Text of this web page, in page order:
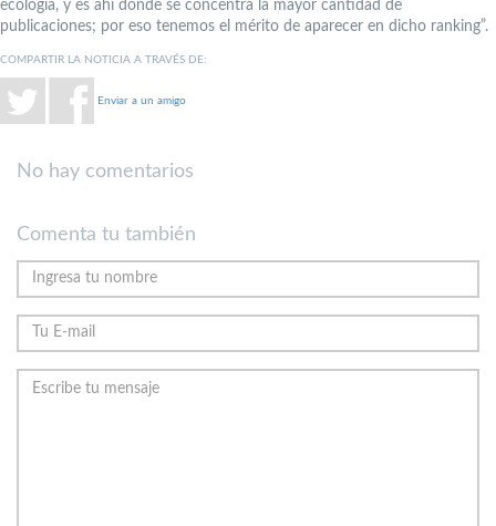
ecología, y es ahí donde se concentra la mayor cantidad de
publicaciones; por eso tenemos el mérito de aparecer en dicho ranking”.
COMPARTIR LA NOTICIA A TRAVÉS DE:
Enviar a un amigo
No hay comentarios
Comenta tu también